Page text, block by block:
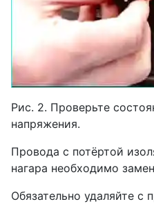
Рис. 2. Проверьте
напряжения.
Провода с потёртой
нагара необходимо
Обязательно удаляйте с